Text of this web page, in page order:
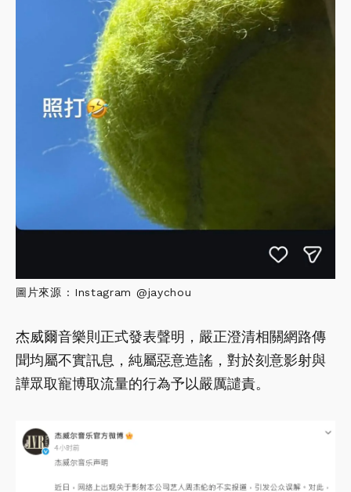
圖片來源 : Instagram @jaychou
杰威爾音樂則正式發表聲明，嚴正澄清相關網路傳
聞均屬不實訊息，純屬惡意造謠，對於刻意影射與
譁眾取寵博取流量的行為予以嚴厲譴責。